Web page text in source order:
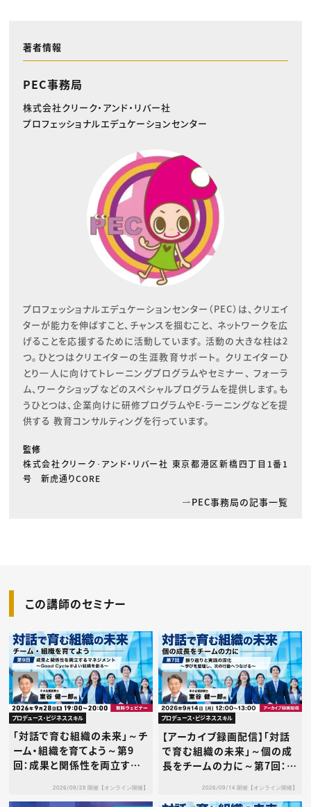
著者情報
PEC事務局
株式会社クリーク・アンド・リバー社
プロフェッショナルエデュケーションセンター
プロフェッショナルエデュケーションセンター（PEC）は、クリエイ
ターが能力を伸ばすこと、チャンスを掴むこと、 ネットワークを広
げることを応援するために活動しています。 活動の大きな柱は2
つ。ひとつはクリエイターの生涯教育サポート。 クリエイターひ
とり一人に向けてトレーニングプログラムやセミナー、 フォーラ
ム、ワークショップなどのスペシャルプログラムを提供します。も
うひとつは、企業向けに研修プログラムやE-ラーニングなどを提
供する 教育コンサルティングを行っています。
監修
株式会社クリーク･アンド・リバー社 東京都港区新橋四丁目1番1
号 新虎通りCORE
PEC事務局の記事一覧
この講師のセミナー
プロデュース・ビジネススキル
「対話で育む組織の未来」～チ
ーム・組織を育てよう～第9
回：成果と関係性を両立する
がよい組織を創る～
2026/09/28 開催【オンライン開催】
プロデュース・ビジネススキル
【アーカイブ録画配信】「対話
で育む組織の未来」～個の成
長をチームの力に～第7回：振
整理し、次の行動へつなげ
2026/09/14 開催【オンライン開催】